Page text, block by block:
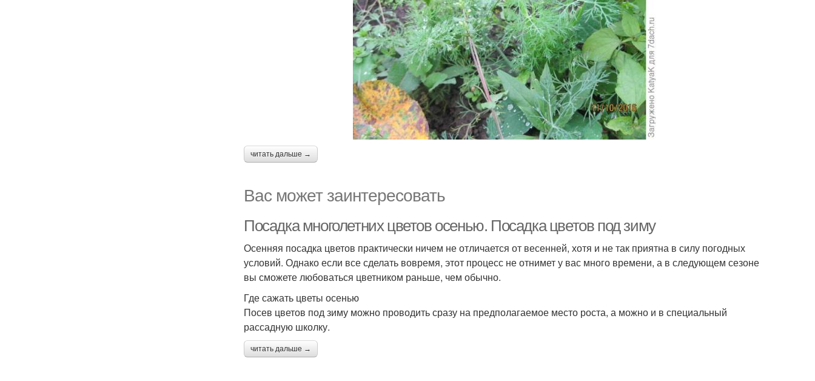
читать дальше →
Вас может заинтересовать
Посадка многолетних цветов осенью. Посадка цветов под зиму
Осенняя посадка цветов практически ничем не отличается от весенней, хотя и не так приятна в силу погодных
условий. Однако если все сделать вовремя, этот процесс не отнимет у вас много времени, а в следующем сезоне
вы сможете любоваться цветником раньше, чем обычно.
Где сажать цветы осенью
Посев цветов под зиму можно проводить сразу на предполагаемое место роста, а можно и в специальный
рассадную школку.
читать дальше →